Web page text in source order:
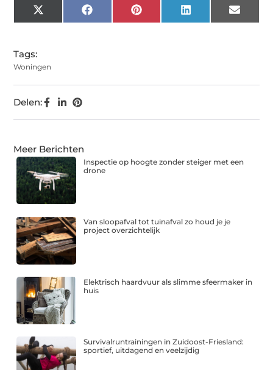
X
(Twitter)
Facebook Pinterest LinkedIn Email
Tags:
Woningen
Delen:
Meer Berichten
Inspectie op hoogte zonder steiger met een
drone
Van sloopafval tot tuinafval zo houd je je
project overzichtelijk
Elektrisch haardvuur als slimme sfeermaker in
huis
Survivalruntrainingen in Zuidoost-Friesland:
sportief, uitdagend en veelzijdig